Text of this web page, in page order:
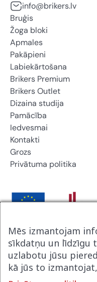
info@brikers.lv
Bruģis
Žoga bloki
Apmales
Pakāpieni
Labiekārtošana
Brikers Premium
Brikers Outlet
Dizaina studija
Pamācība
Iedvesmai
Kontakti
Grozs
Privātuma politika
Brikers Latvija SIA
Investīcijas un
digitalizācijai
2025/2915. Tā
Mēs izmantojam
sīkdatņu un līdzīgu
uzlabotu jūsu
kā jūs to